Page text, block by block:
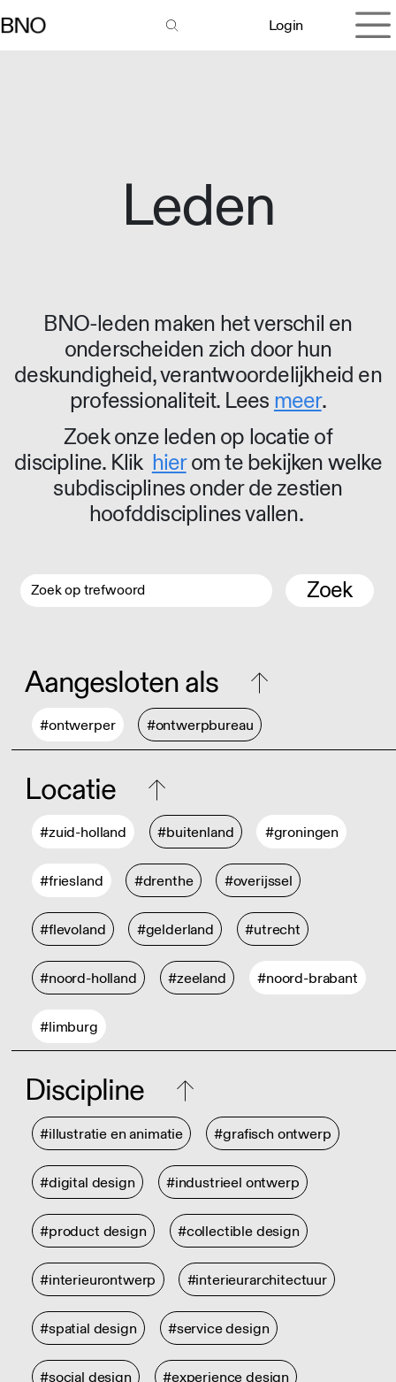
Login
Leden
BNO-leden maken het verschil en
onderscheiden zich door hun
deskundigheid, verantwoordelijkheid en
professionaliteit. Lees meer.
Zoek onze leden op locatie of
discipline. Klik hierom te bekijken welke
subdisciplines onder de zestien
hoofddisciplines vallen.
Zoek
Aangesloten als
#ontwerper #ontwerpbureau
Locatie
#zuid-holland #buitenland #groningen
#friesland #drenthe #overijssel
#flevoland #gelderland #utrecht
#noord-holland #zeeland #noord-brabant
#limburg
Discipline
#illustratie en animatie #grafisch ontwerp
#digital design #industrieel ontwerp
#product design #collectible design
#interieurontwerp #interieurarchitectuur
#spatial design #service design
#social design #experience design